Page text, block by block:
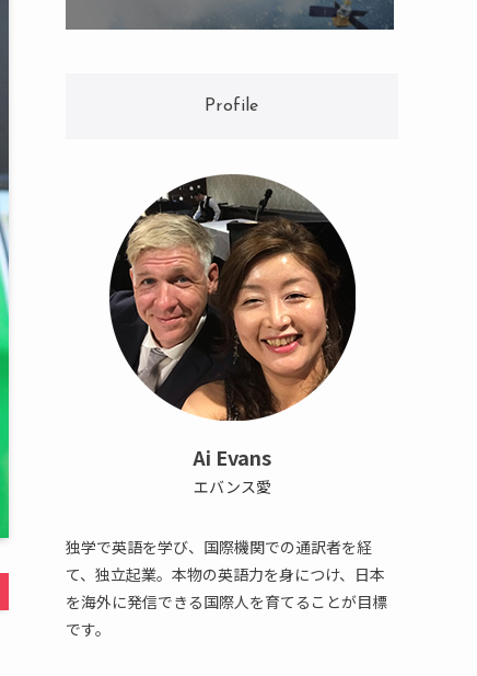
Profile
Ai Evans
エバンス愛
独学で英語を学び、国際機関での通訳者を経
て、独立起業。本物の英語力を身につけ、日本
を海外に発信できる国際人を育てることが目標
です。